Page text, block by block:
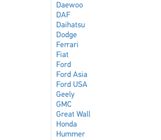
Daewoo
DAF
Daihatsu
Dodge
Ferrari
Fiat
Ford
Ford Asia
Ford USA
Geely
GMC
Great Wall
Honda
Hummer